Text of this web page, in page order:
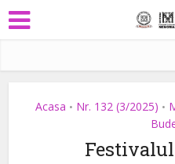
Acasa • Nr. 132 (3/2025) •